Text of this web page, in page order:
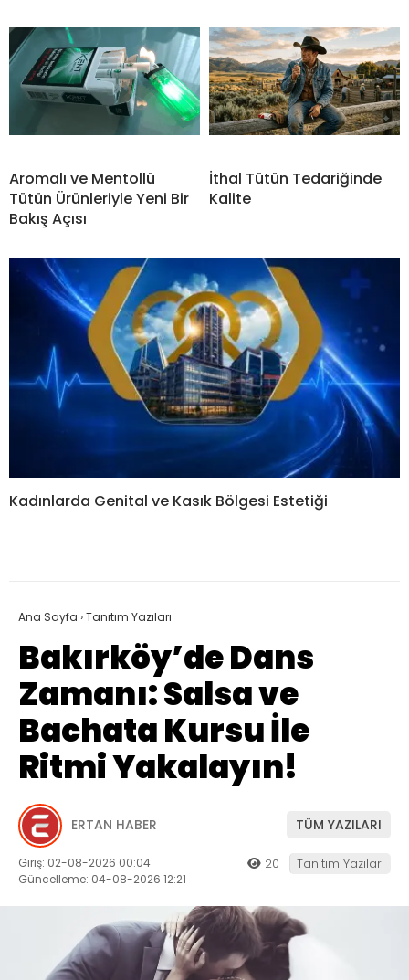
Aromalı ve Mentollü
Tütün Ürünleriyle Yeni Bir
Bakış Açısı
İthal Tütün Tedariğinde
Kalite
Kadınlarda Genital ve Kasık Bölgesi Estetiği
Ana Sayfa ›Tanıtım Yazıları
Bakırköy’de Dans
Zamanı: Salsa ve
Bachata Kursu İle
Ritmi Yakalayın!
ERTAN HABER TÜM YAZILARI
Giriş: 02-08-2026 00:04
Güncelleme: 04-08-2026 12:21
20 Tanıtım Yazıları